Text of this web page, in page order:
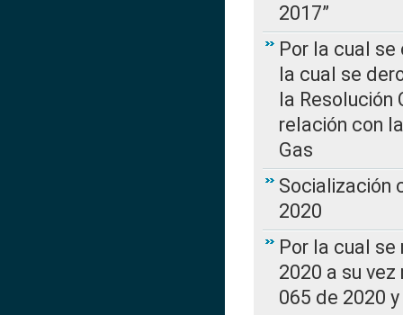
2017”
Por la cual
la cual se
la Resolución
relación con
Gas
Socialización
2020
Por la cual se
2020 a su
065 de 2020